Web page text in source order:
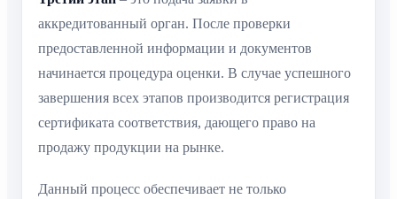
аккредитованный орган. После проверки
предоставленной информации и документов
начинается процедура оценки. В случае успешного
завершения всех этапов производится регистрация
сертификата соответствия, дающего право на
продажу продукции на рынке.
Данный процесс обеспечивает не только